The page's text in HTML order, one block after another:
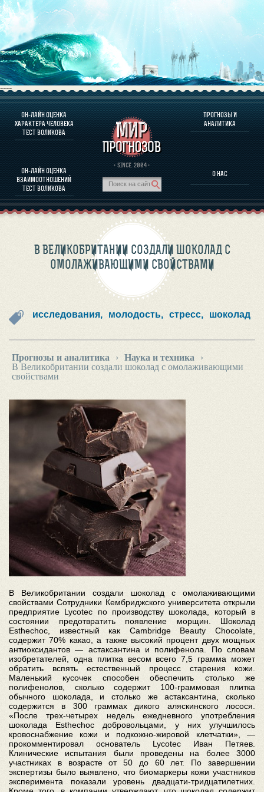
----
ОН-ЛАЙН ОЦЕНКА
ХАРАКТЕРА ЧЕЛОВЕКА
ТЕСТ ВОЛИКОВА
ОН-ЛАЙН ОЦЕНКА
ВЗАИМООТНОШЕНИЙ
ТЕСТ ВОЛИКОВА
· SINCE. 2004 ·
ПРОГНОЗЫ И
АНАЛИТИКА
О НАС
О ПРОГРАММЕ
ОЦЕНКА ХАРАКТЕРA ЧЕЛОВЕКА
ОЦЕНКА ХАРАКТЕРА ВЫДАЮЩИХСЯ ЛИЧНОСТЕЙ
О ПРОГРАММЕ
ПРОГНОЗЫ И АНАЛИТИКА
В ВЕЛИКОБРИТАНИИ СОЗДАЛИ ШОКОЛАД С
ОМОЛАЖИВАЮЩИМИ СВОЙСТВАМИ
исследования, молодость, стресс, шоколад
Прогнозы и аналитика › Наука и техника
›
В Великобритании создали шоколад с омолаживающими
свойствами
В Великобритании создали шоколад с омолаживающими
свойствами Сотрудники Кембриджского университета открыли
предприятие Lycotec по производству шоколада, который в
состоянии предотвратить появление морщин. Шоколад
Esthechoc, известный как Cambridge Beauty Chocolate,
содержит 70% какао, а также высокий процент двух мощных
антиоксидантов — астаксантина и полифенола. По словам
изобретателей, одна плитка весом всего 7,5 грамма может
обратить вспять естественный процесс старения кожи.
Маленький кусочек способен обеспечить столько же
полифенолов, сколько содержит 100-граммовая плитка
обычного шоколада, и столько же астаксантина, сколько
содержится в 300 граммах дикого аляскинского лосося.
«После трех-четырех недель ежедневного употребления
шоколада Esthechoc добровольцами, у них улучшилось
кровоснабжение кожи и подкожно-жировой клетчатки», —
прокомментировал основатель Lycotec Иван Петяев.
Клинические испытания были проведены на более 3000
участниках в возрасте от 50 до 60 лет. По завершении
экспертизы было выявлено, что биомаркеры кожи участников
эксперимента показали уровень двадцати-тридцатилетних.